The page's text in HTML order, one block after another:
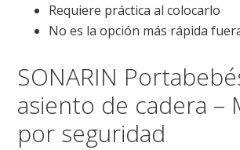
Requiere práctica al colocarlo
No es la opción más rápida
SONARIN
asiento de cadera –
por seguridad